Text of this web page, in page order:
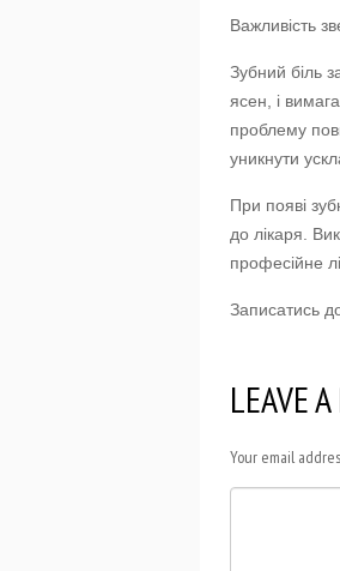
Важливість
Зубний біль
ясен, і
проблему
уникнути
При появі
до лікаря.
професійне
Записатись
LEAVE
Your email